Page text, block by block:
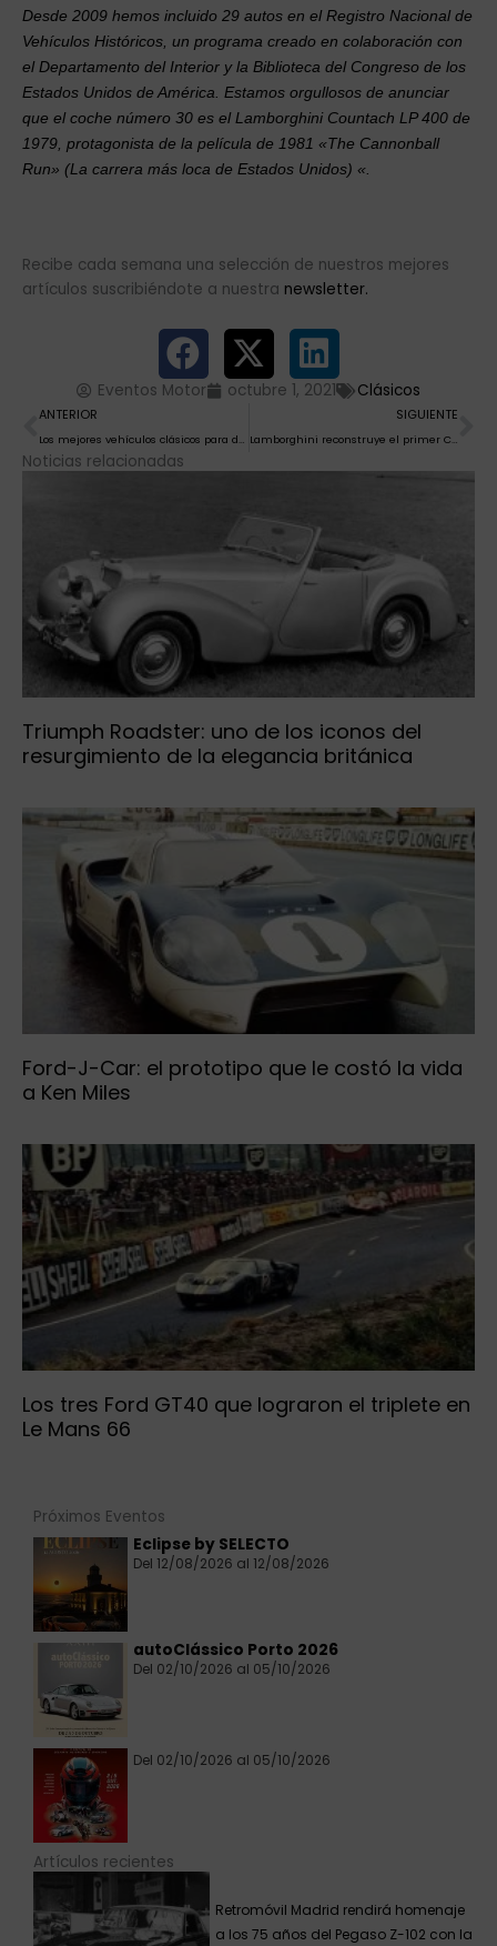
Desde 2009 hemos incluido 29 autos en el Registro Nacional de
Vehículos Históricos, un programa creado en colaboración con
el Departamento del Interior y la Biblioteca del Congreso de los
Estados Unidos de América. Estamos orgullosos de anunciar
que el coche número 30 es el Lamborghini Countach LP 400 de
1979, protagonista de la película de 1981 «The Cannonball
Run» (La carrera más loca de Estados Unidos) «.
Recibe cada semana una selección de nuestros mejores
artículos suscribiéndote a nuestra newsletter.
Eventos Motor octubre 1, 2021 Clásicos
Ant
ANTERIOR
Los mejores vehículos clásicos para darse el “sí, quiero”
SIGUIENTE
Lamborghini reconstruye el primer Countach LP 500 original de 1971
Noticias relacionadas
Triumph Roadster: uno de los iconos del
resurgimiento de la elegancia británica
Ford-J-Car: el prototipo que le costó la vida
a Ken Miles
Los tres Ford GT40 que lograron el triplete en
Le Mans 66
Próximos Eventos
Eclipse by SELECTO
Del 12/08/2026 al 12/08/2026
autoClássico Porto 2026
Del 02/10/2026 al 05/10/2026
Del 02/10/2026 al 05/10/2026
Artículos recientes
Retromóvil Madrid rendirá homenaje
a los 75 años del Pegaso Z-102 con la